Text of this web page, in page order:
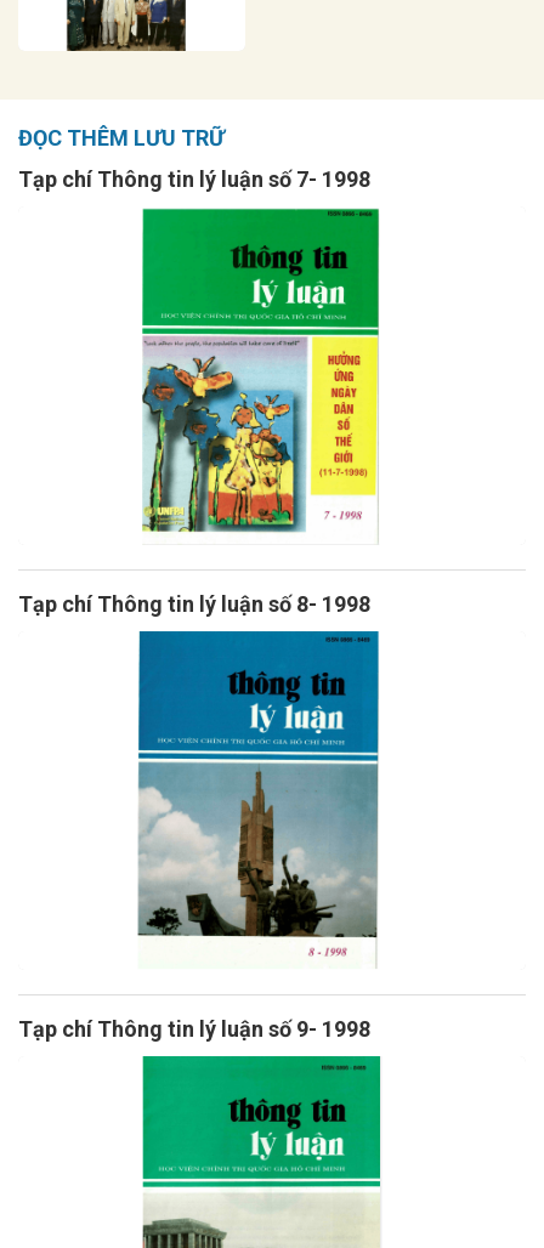
ĐỌC THÊM LƯU TRỮ
Tạp chí Thông tin lý luận số 7- 1998
Tạp chí Thông tin lý luận số 8- 1998
Tạp chí Thông tin lý luận số 9- 1998